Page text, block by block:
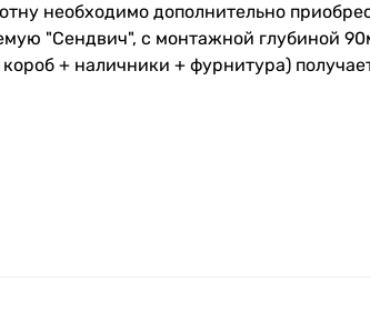
необходимо дополнительно
"Сендвич", с монтажной глубиной
+ наличники + фурнитура)
работы.